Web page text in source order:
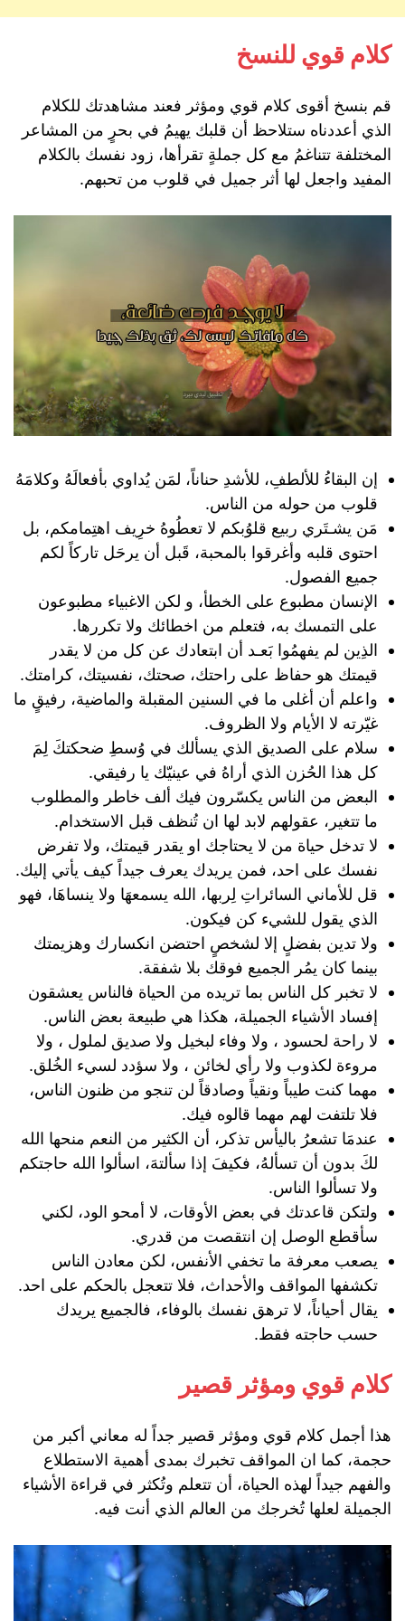
كلام قوي للنسخ
قم بنسخ أقوى كلام قوي ومؤثر فعند مشاهدتك للكلام
الذي أعددناه ستلاحظ أن قلبك يهيمُ في بحرٍ من المشاعر
المختلفة تتناغمُ مع كل جملةٍ تقرأها، زود نفسك بالكلام
المفيد واجعل لها أثر جميل في قلوب من تحبهم.
إن البقاءُ للألطفِ، للأشدِ حناناً، لمَن يُداوي بأفعالَهُ وكلامَهُ
قلوب من حوله من الناس.
مَن يشـتَري ربيع قلوُبكم لا تعطُوهُ خرِيف اهتِمامكم، بل
احتوى قلبه وأغرقوا بالمحبة، قَبل أن يرحَل تاركاً لكم
جميع الفصول.
الإنسان مطبوع على الخطأ، و لكن الاغبياء مطبوعون
على التمسك به، فتعلم من اخطائك ولا تكررها.
الذِين لم يفهمُوا بَعـد أن ابتعادك عن كل من لا يقدر
قيمتك هو حفاظ على راحتك، صحتك، نفسيتك، كرامتك.
واعلم أن أغلى ما في السنين المقبلة والماضية، رفيقٍ ما
غيّرته لا الأيام ولا الظروف.
سلام على الصديق الذي يسألك في وُسطِ ضحكتكَ لِمَ
كل هذا الحُزن الذي أراهُ في عينيّك يا رفيقي.
البعض من الناس ‏يكسّرون فيك ألف خاطر والمطلوب
ما تتغير، عقولهم لابد لها ان تُنظف قبل الاستخدام.
لا تدخل حياة من لا يحتاجك او يقدر قيمتك، ولا تفرض
نفسك على احد، فمن يريدك يعرف جيداً كيف يأتي إليك.
‏قل للأماني السائراتِ لِربها، ‏الله يسمعهَا ولا ينساهَا، فهو
الذي يقول للشيء كن فيكون.
‏ولا تدين بفضلٍ إلا لشخصٍ احتضن انكسارك وهزيمتك
بينما كان يمُر الجميع فوقك بلا شفقة.
لا تخبر كل الناس بما تريده من الحياة فالناس يعشقون
إفساد الأشياء الجميلة، هكذا هي طبيعة بعض الناس.
لا راحة لحسود ، ولا وفاء لبخيل ولا صديق لملول ، ولا
مروءة لكذوب ولا رأي لخائن ، ولا سؤدد لسيء الخُلق.
مهما كنت طيباً ونقياً وصادقاً لن تنجو من ظنون الناس،
فلا تلتفت لهم مهما قالوه فيك.
عندمَا تشعرُ باليأس تذكر، أن الكثير من النعم منحها الله
لكَ بدون أن تسألهُ، فكيفَ إذا سألتهَ، اسألوا الله حاجتكم
ولا تسألوا الناس.
ولتكن قاعدتك في بعض الأوقات، لا أمحو الود، لكني
سأقطع الوصل إن انتقصت من قدري.
يصعب معرفة ما تخفي الأنفس، لكن معادن الناس
تكشفها المواقف والأحداث، فلا تتعجل بالحكم على احد.
يقال أحياناً، لا ترهق نفسك بالوفاء، فالجميع يريدك
حسب حاجته فقط.
كلام قوي ومؤثر قصير
هذا أجمل كلام قوي ومؤثر قصير جداً له معاني أكبر من
حجمة، كما ان المواقف تخبرك بمدى أهمية الاستطلاع
والفهم جيداً لهذه الحياة، أن تتعلم وتُكثر في قراءة الأشياء
الجميلة لعلها تُخرجك من العالم الذي أنت فيه.